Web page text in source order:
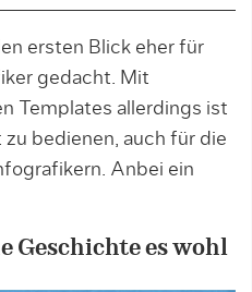
ersten Blick eher für
gedacht. Mit
Templates allerdings ist
bedienen, auch für die
Anbei ein
Geschichte es wohl